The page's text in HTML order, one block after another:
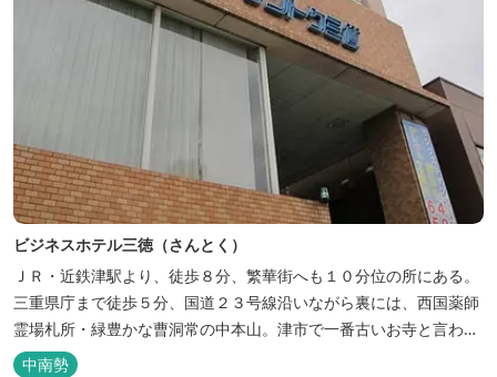
ビジネスホテル三徳（さんとく）
ＪＲ・近鉄津駅より、徒歩８分、繁華街へも１０分位の所にある。
三重県庁まで徒歩５分、国道２３号線沿いながら裏には、西国薬師
霊場札所・緑豊かな曹洞常の中本山。津市で一番古いお寺と言われ
る塔世山四天王寺があります。
中南勢